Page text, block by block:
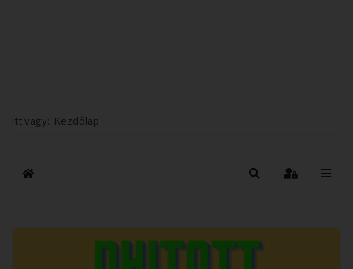
Itt vagy: Kezdőlap
Főoldal Keresés